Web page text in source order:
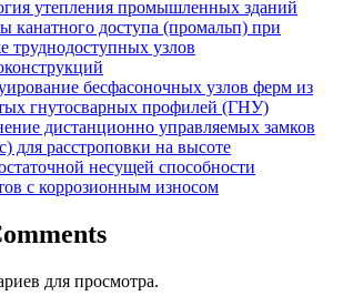
утепления промышленных зданий
канатного доступа (промальп) при
труднодоступных узлов
бесфасоночных узлов ферм из
гнутосварных профилей (ГНУ)
дистанционно управляемых замков
для расстроповки на высоте
несущей способности
с коррозионным износом
для просмотра.